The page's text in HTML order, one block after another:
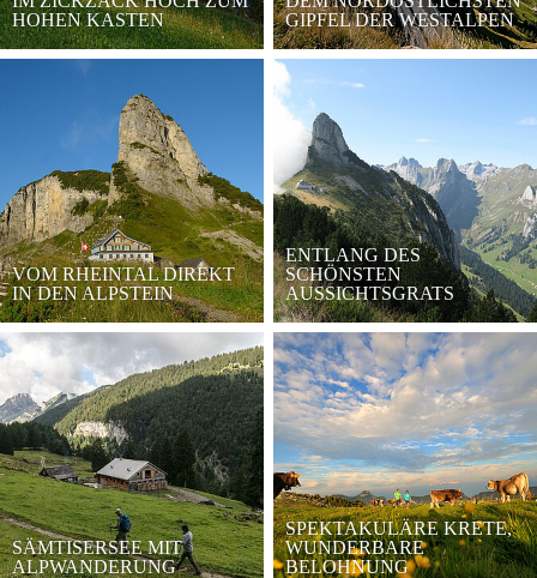
HOHEN KASTEN
GIPFEL DER WESTALPEN
VOM RHEINTAL DIREKT
IN DEN ALPSTEIN
ENTLANG DES
SCHÖNSTEN
AUSSICHTSGRATS
SÄMTISERSEE MIT
ALPWANDERUNG
SPEKTAKULÄRE KRETE,
WUNDERBARE
BELOHNUNG